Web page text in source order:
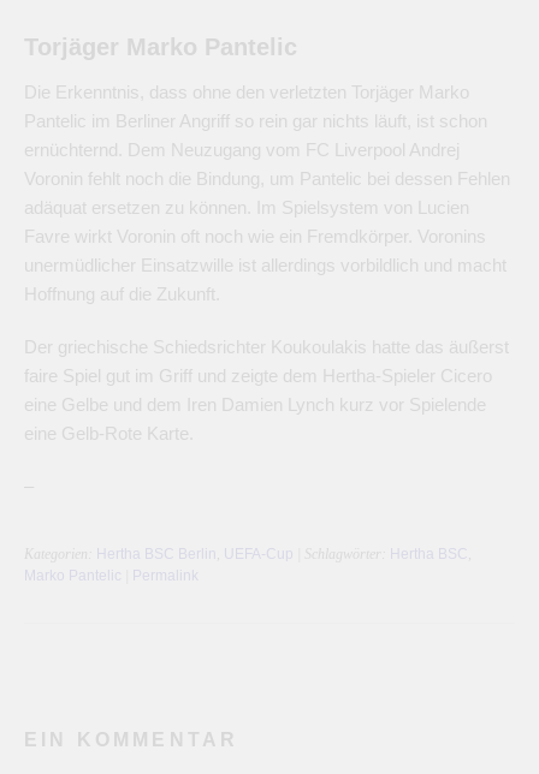
Torjäger Marko Pantelic
Die Erkenntnis, dass ohne den verletzten Torjäger Marko
Pantelic im Berliner Angriff so rein gar nichts läuft, ist schon
ernüchternd. Dem Neuzugang vom FC Liverpool Andrej
Voronin fehlt noch die Bindung, um Pantelic bei dessen Fehlen
adäquat ersetzen zu können. Im Spielsystem von Lucien
Favre wirkt Voronin oft noch wie ein Fremdkörper. Voronins
unermüdlicher Einsatzwille ist allerdings vorbildlich und macht
Hoffnung auf die Zukunft.
Der griechische Schiedsrichter Koukoulakis hatte das äußerst
faire Spiel gut im Griff und zeigte dem Hertha-Spieler Cicero
eine Gelbe und dem Iren Damien Lynch kurz vor Spielende
eine Gelb-Rote Karte.
–
Kategorien: Hertha BSC Berlin UEFA-Cup | Schlagwörter: Hertha BSC
Marko Pantelic
Permalink
EIN KOMMENTAR